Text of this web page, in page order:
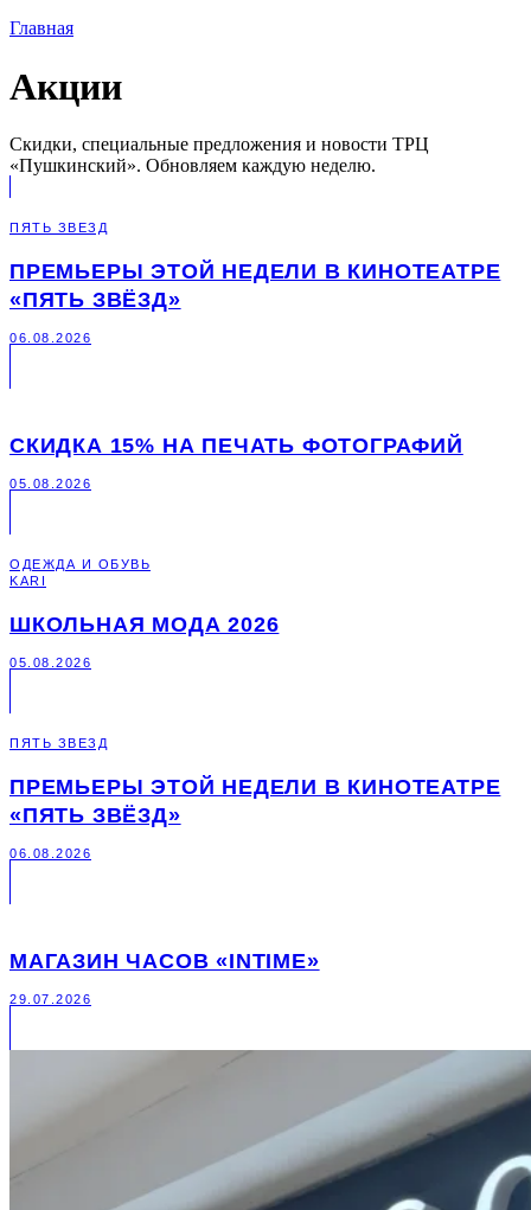
Главная
Акции
Скидки, специальные предложения и новости ТРЦ
«Пушкинский». Обновляем каждую неделю.
ПЯТЬ ЗВЕЗД
ПРЕМЬЕРЫ ЭТОЙ НЕДЕЛИ В КИНОТЕАТРЕ
«ПЯТЬ ЗВЁЗД»
06.08.2026
СКИДКА 15% НА ПЕЧАТЬ ФОТОГРАФИЙ
05.08.2026
ОДЕЖДА И ОБУВЬ
KARI
ШКОЛЬНАЯ МОДА 2026
05.08.2026
ПЯТЬ ЗВЕЗД
ПРЕМЬЕРЫ ЭТОЙ НЕДЕЛИ В КИНОТЕАТРЕ
«ПЯТЬ ЗВЁЗД»
06.08.2026
МАГАЗИН ЧАСОВ «INTIME»
29.07.2026